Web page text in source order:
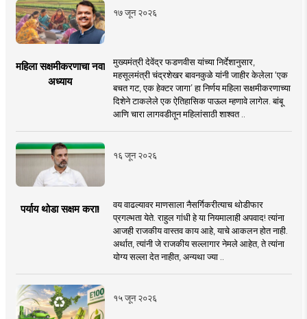
१७ जून २०२६
महिला सक्षमीकरणाचा नवा
अध्याय
मुख्यमंत्री देवेंद्र फडणवीस यांच्या निर्देशानुसार,
महसूलमंत्री चंद्रशेखर बावनकुळे यांनी जाहीर केलेला ‘एक
बचत गट, एक हेक्टर जागा’ हा निर्णय महिला सक्षमीकरणाच्या
दिशेने टाकलेले एक ऐतिहासिक पाऊल म्हणावे लागेल. बांबू
आणि चारा लागवडीतून महिलांसाठी शाश्वत ..
१६ जून २०२६
पर्याय थोडा सक्षम करा!
वय वाढल्यावर माणसाला नैसर्गिकरीत्याच थोडीफार
प्रगल्भता येते. राहुल गांधी हे या नियमालाही अपवाद! त्यांना
आजही राजकीय वास्तव काय आहे, याचे आकलन होत नाही.
अर्थात, त्यांनी जे राजकीय सल्लागार नेमले आहेत, ते त्यांना
योग्य सल्ला देत नाहीत, अन्यथा ज्या ..
१५ जून २०२६